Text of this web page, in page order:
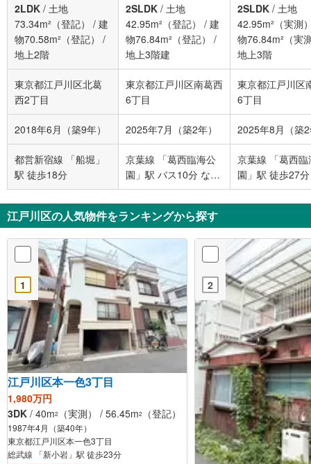
2LDK / 土地
73.34m²（登記）
/ 建
物70.58m²（登記）
/
地上2階
2SLDK / 土地
42.95m²（登記）
/ 建
物76.84m²（登記）
/
地上3階建
2SLDK / 土地
42.95m²（実測
物76.84m²（実
地上3階
東京都江戸川区北葛
西2丁目
東京都江戸川区南葛西
6丁目
東京都江戸川区
6丁目
2018年6月（築9年） 2025年7月（築2年） 2025年8月（築
都営新宿線 「船堀」
駅 徒歩18分
京葉線 「葛西臨海公
園」駅 バス10分 なぎ
さニュータウン バス
停下車 徒歩3分
京葉線 「葛西臨
園」駅 徒歩27分
江戸川区の人気物件をランキングから探す
1
江戸川区本一色3丁目
1,980万円
3DK / 40m2 （実測） / 56.45m2 （登記）
1987年4月（築40年）
東京都江戸川区本一色3丁目
総武線 「新小岩」駅 徒歩23分
2